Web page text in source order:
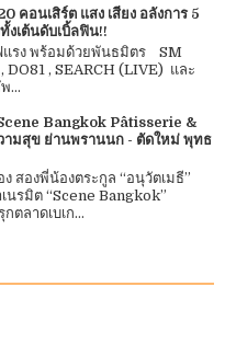
คอนเสิร์ต แสง เสียง อลังการ 5
งเต้นดับเบิ้ลฟิน!!
รง พร้อมด้วยพันธมิตร SM
DO81 , SEARCH (LIVE) และ
...
Bangkok Pâtisserie &
มสุข ย่านพรานนก - ตัดใหม่ พุทธ
สองพี่น้องตระกูล “อนุวัตเมธี”
นรมิต “Scene Bangkok”
ตลาดเบเก...